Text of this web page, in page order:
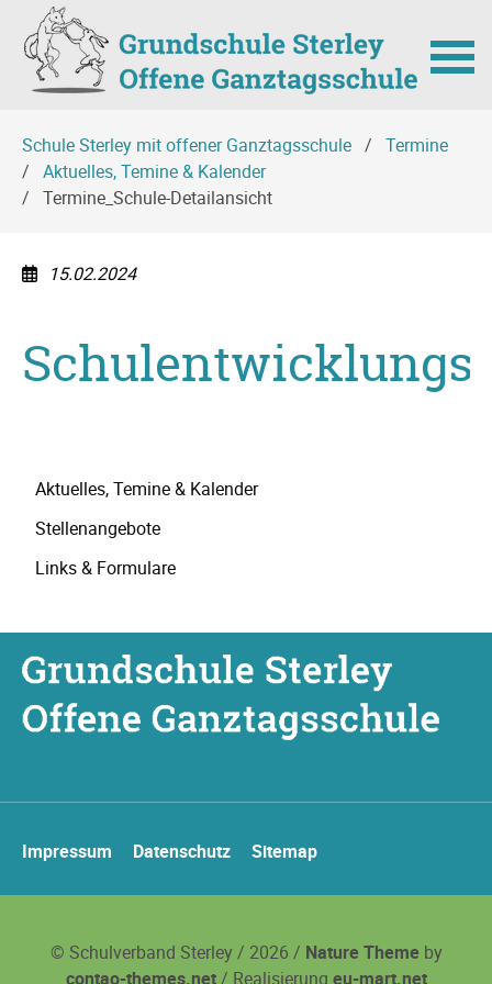
überspringen
Schule Sterley mit offener Ganztagsschule
Termine
Aktuelles, Temine & Kalender
Termine_Schule-Detailansicht
15.02.2024
überspringen
Aktuelles, Temine & Kalender
Stellenangebote
Links & Formulare
überspringen
Impressum Datenschutz Sitemap
© Schulverband Sterley / 2026 / Nature Themeby
contao-themes.net/ Realisierung eu-mart.net